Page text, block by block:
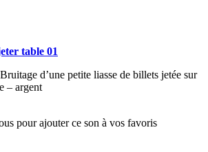
table 01
d’une petite liasse de billets jetée sur
– argent